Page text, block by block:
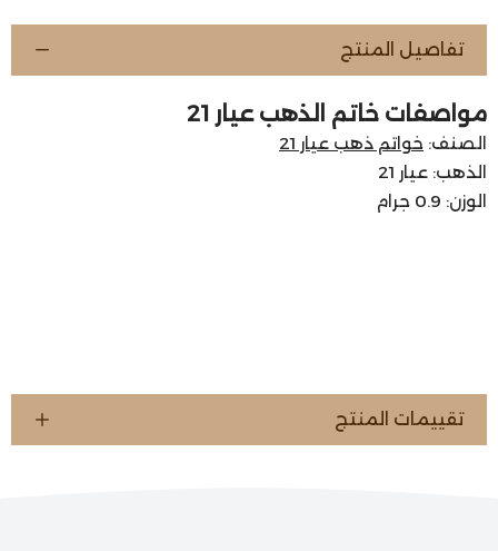
تفاصيل المنتج
مواصفات خاتم الذهب عيار 21
الصنف: خواتم ذهب عيار 21
الذهب: عيار 21
الوزن: 0.9 جرام
تقييمات المنتج